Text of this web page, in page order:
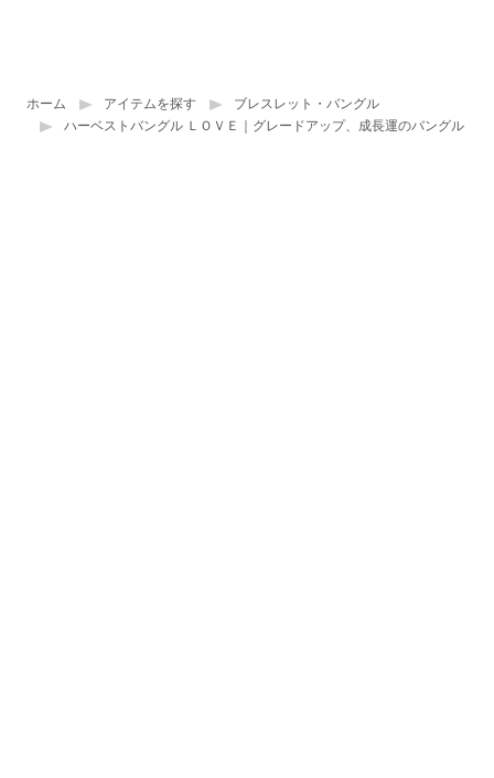
ホーム アイテムを探す
ブレスレット・バングル
ハーベストバングル ＬＯＶＥ｜グレードアップ、成長運のバングル